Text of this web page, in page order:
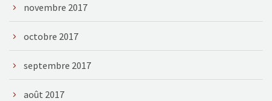
novembre 2017
octobre 2017
septembre 2017
août 2017